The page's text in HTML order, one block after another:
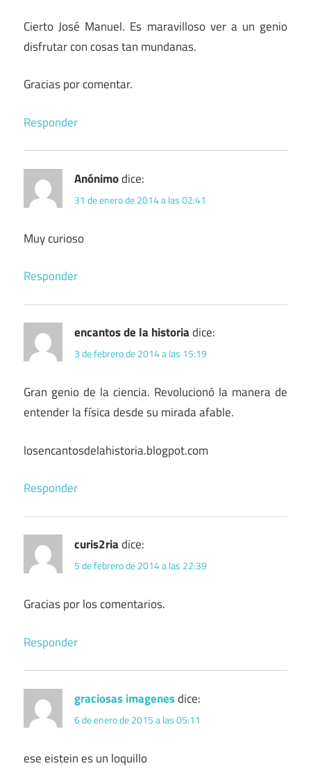
Cierto José Manuel. Es maravilloso ver a un genio
disfrutar con cosas tan mundanas.
Gracias por comentar.
Responder
Anónimodice:
31 de enero de 2014 a las 02:41
Muy curioso
Responder
encantos de la historiadice:
3 de febrero de 2014 a las 15:19
Gran genio de la ciencia. Revolucionó la manera de
entender la física desde su mirada afable.
losencantosdelahistoria.blogpot.com
Responder
curis2riadice:
5 de febrero de 2014 a las 22:39
Gracias por los comentarios.
Responder
graciosas imagenesdice:
6 de enero de 2015 a las 05:11
ese eistein es un loquillo